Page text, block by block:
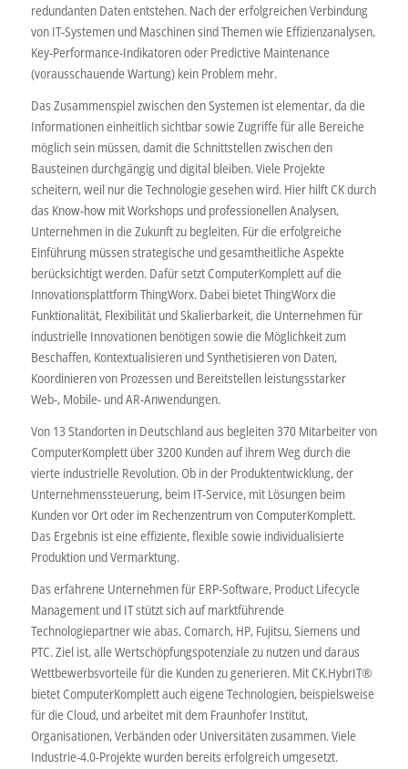
redundanten Daten entstehen. Nach der erfolgreichen Verbindung
von IT-Systemen und Maschinen sind Themen wie Effizienzanalysen,
Key-Performance-Indikatoren oder Predictive Maintenance
(vorausschauende Wartung) kein Problem mehr.
Das Zusammenspiel zwischen den Systemen ist elementar, da die
Informationen einheitlich sichtbar sowie Zugriffe für alle Bereiche
möglich sein müssen, damit die Schnittstellen zwischen den
Bausteinen durchgängig und digital bleiben. Viele Projekte
scheitern, weil nur die Technologie gesehen wird. Hier hilft CK durch
das Know-how mit Workshops und professionellen Analysen,
Unternehmen in die Zukunft zu begleiten. Für die erfolgreiche
Einführung müssen strategische und gesamtheitliche Aspekte
berücksichtigt werden. Dafür setzt ComputerKomplett auf die
Innovationsplattform ThingWorx. Dabei bietet ThingWorx die
Funktionalität, Flexibilität und Skalierbarkeit, die Unternehmen für
industrielle Innovationen benötigen sowie die Möglichkeit zum
Beschaffen, Kontextualisieren und Synthetisieren von Daten,
Koordinieren von Prozessen und Bereitstellen leistungsstarker
Web-, Mobile- und AR-Anwendungen.
Von 13 Standorten in Deutschland aus begleiten 370 Mitarbeiter von
ComputerKomplett über 3200 Kunden auf ihrem Weg durch die
vierte industrielle Revolution. Ob in der Produktentwicklung, der
Unternehmenssteuerung, beim IT-Service, mit Lösungen beim
Kunden vor Ort oder im Rechenzentrum von ComputerKomplett.
Das Ergebnis ist eine effiziente, flexible sowie individualisierte
Produktion und Vermarktung.
Das erfahrene Unternehmen für ERP-Software, Product Lifecycle
Management und IT stützt sich auf marktführende
Technologiepartner wie abas, Comarch, HP, Fujitsu, Siemens und
PTC. Ziel ist, alle Wertschöpfungspotenziale zu nutzen und daraus
Wettbewerbsvorteile für die Kunden zu generieren. Mit CK.HybrIT®
bietet ComputerKomplett auch eigene Technologien, beispielsweise
für die Cloud, und arbeitet mit dem Fraunhofer Institut,
Organisationen, Verbänden oder Universitäten zusammen. Viele
Industrie-4.0-Projekte wurden bereits erfolgreich umgesetzt.